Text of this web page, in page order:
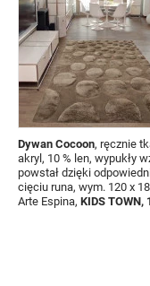
Dywan Cocoon, ręcznie
akryl, 10 % len, wypukły
powstał dzięki
cięciu runa, wym. 120 x
Arte Espina, KIDS TOWN,